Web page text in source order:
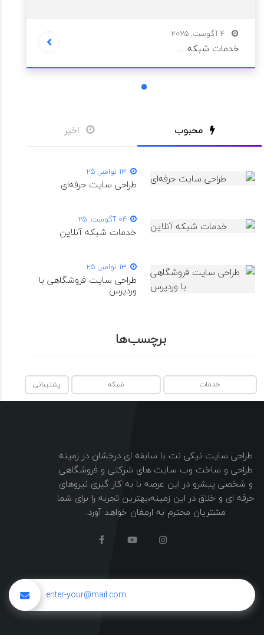
4 آگوست, 2025
خدمات شبکه ...
1
محبوب اخیر
13 نوامبر, 25
طراحی سایت حرفه‌ای
04 آگوست, 25
خدمات شبکه آنلاین
13 نوامبر, 25
طراحی سایت فروشگاهی با
وردپرس
برچسب‌ها
خدمات شبکه پشتیبانی
طراحی سایت نیکی نت با سابقه ای درخشان در زمینه
طراحی و ساخت وب سایت های شرکتی و فروشگاهی
و شخصی پیشرو در این عرصه با به کار گیری نیروهای
حرفه ای و خلاق در این زمینه،بهترین تجربه را برای شما
مشتریان محترم به ارمغان خواهد آورد.